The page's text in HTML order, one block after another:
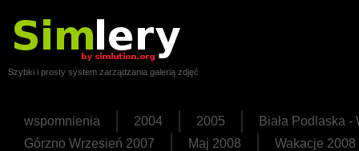
Szybki i prosty system zarządzania galerią zdjęć
wspomnienia 2004 2005
Biała Podlaska
Górzno Wrzesień 2007
Maj 2008
Wakacje 2008